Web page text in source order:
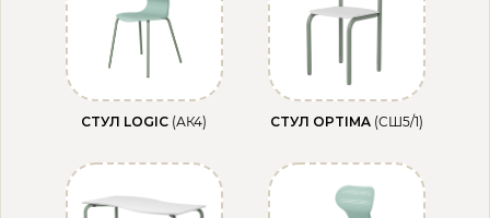
СТУЛ LOGIC (АК4) СТУЛ OPTIMA (СШ5/1)